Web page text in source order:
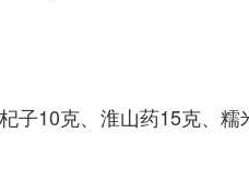
子10克、淮山药15克、